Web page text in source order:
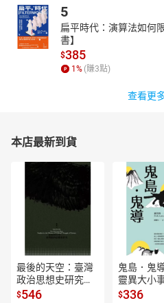
5
扁平時代：演算法如何
書】
$385
1% (賺3點)
查看更
本店最新到貨
最後的天空：臺灣
政治思想史研究
【電子書】
$546
鬼島．鬼
靈異大小
書】
$336